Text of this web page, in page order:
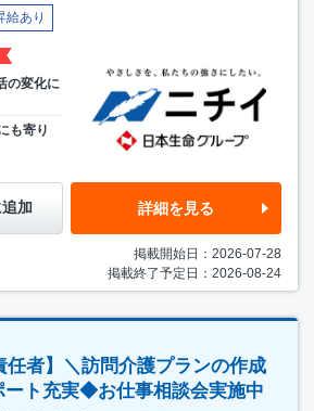
給あり
の変化に
も寄り
加 詳細を見る
掲載開始日：2026-07-28
掲載終了予定日：2026-08-24
任者】＼訪問介護プランの作成
ート充実◆お仕事相談会実施中